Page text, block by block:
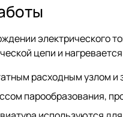
электрического
цепи и
расходным узлом и
парообразования,